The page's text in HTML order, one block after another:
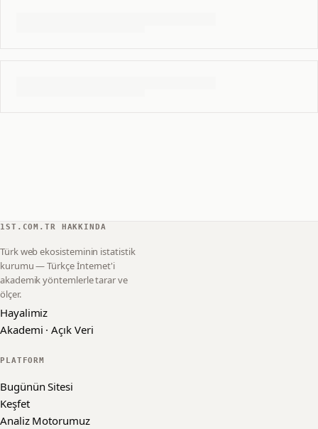
1ST.COM.TR HAKKINDA
Türk web ekosisteminin istatistik
kurumu — Türkçe İnternet'i
akademik yöntemlerle tarar ve
ölçer.
Hayalimiz
Akademi · Açık Veri
PLATFORM
Bugünün Sitesi
Keşfet
Analiz Motorumuz